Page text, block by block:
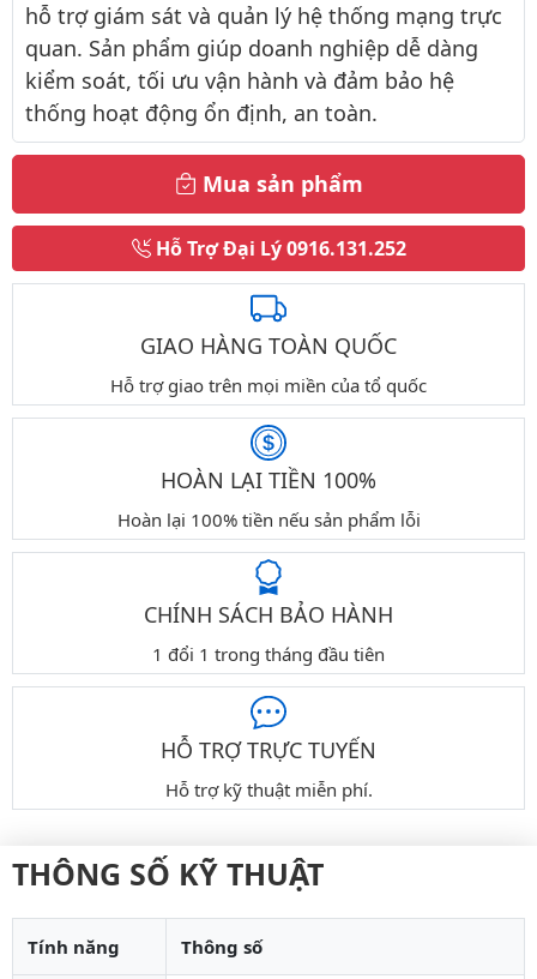
hỗ trợ giám sát và quản lý hệ thống mạng trực
quan. Sản phẩm giúp doanh nghiệp dễ dàng
kiểm soát, tối ưu vận hành và đảm bảo hệ
thống hoạt động ổn định, an toàn.
Mua sản phẩm
Hỗ Trợ Đại Lý0916.131.252
GIAO HÀNG TOÀN QUỐC
Hỗ trợ giao trên mọi miền của tổ quốc
HOÀN LẠI TIỀN 100%
Hoàn lại 100% tiền nếu sản phẩm lỗi
CHÍNH SÁCH BẢO HÀNH
1 đổi 1 trong tháng đầu tiên
HỖ TRỢ TRỰC TUYẾN
Hỗ trợ kỹ thuật miễn phí.
THÔNG SỐ KỸ THUẬT
Tính năng Thông số